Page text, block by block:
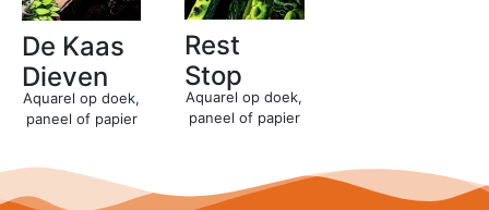
De Kaas
Dieven
Aquarel op doek,
paneel of papier
Rest
Stop
Aquarel op doek,
paneel of papier